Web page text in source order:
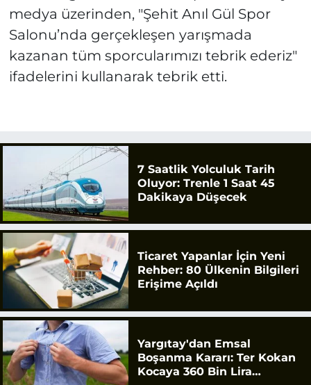
medya üzerinden, "Şehit Anıl Gül Spor
Salonu’nda gerçekleşen yarışmada
kazanan tüm sporcularımızı tebrik ederiz"
ifadelerini kullanarak tebrik etti.
7 Saatlik Yolculuk Tarih
Oluyor: Trenle 1 Saat 45
Dakikaya Düşecek
Ticaret Yapanlar İçin Yeni
Rehber: 80 Ülkenin Bilgileri
Erişime Açıldı
Yargıtay'dan Emsal
Boşanma Kararı: Ter Kokan
Kocaya 360 Bin Lira